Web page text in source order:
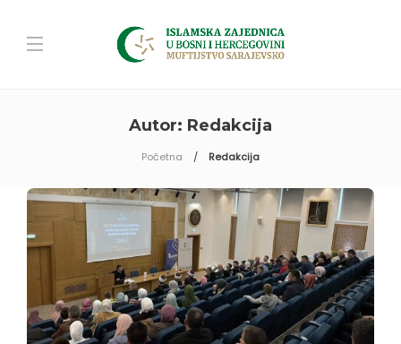
Autor: Redakcija
Početna Redakcija